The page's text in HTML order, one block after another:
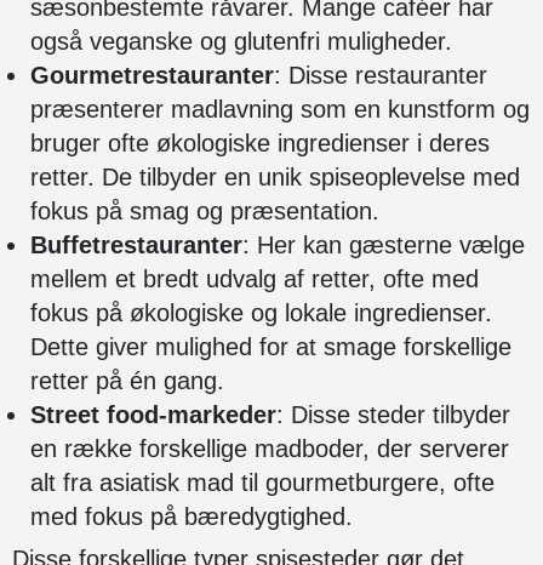
sæsonbestemte råvarer. Mange caféer har
også veganske og glutenfri muligheder.
Gourmetrestauranter: Disse restauranter
præsenterer madlavning som en kunstform og
bruger ofte økologiske ingredienser i deres
retter. De tilbyder en unik spiseoplevelse med
fokus på smag og præsentation.
Buffetrestauranter: Her kan gæsterne vælge
mellem et bredt udvalg af retter, ofte med
fokus på økologiske og lokale ingredienser.
Dette giver mulighed for at smage forskellige
retter på én gang.
Street food-markeder: Disse steder tilbyder
en række forskellige madboder, der serverer
alt fra asiatisk mad til gourmetburgere, ofte
med fokus på bæredygtighed.
Disse forskellige typer spisesteder gør det